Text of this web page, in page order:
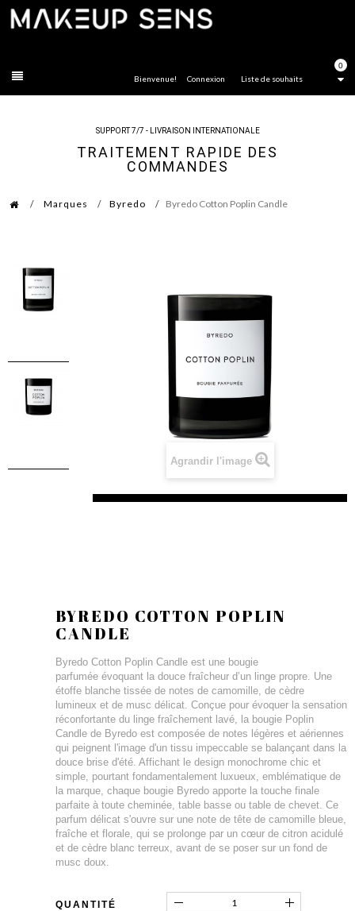
0
Liste de souhaits
Bienvenue! Connexion
SUPPORT 7/7 - LIVRAISON INTERNATIONALE
TRAITEMENT RAPIDE DES
COMMANDES
Marques Byredo Byredo Cotton Poplin Candle
Agrandir l'image
BYREDO COTTON POPLIN
CANDLE
Byredo Cotton Poplin Candle est une bougie
parfumée évoquant la douce fraîcheur d’un linge propre. Une
étoffe blanche tissée de notes de camomille, de cèdre
lumineux et de musc délicat. Conçue pour évoquer la sensation
réconfortante du linge fraîchement lavé, la bougie Poplin
Candle de Byredo est composée de notes légères et aériennes
qui peignent l'image d'un tissu impeccable se balançant dans la
douce brise d'été. Affichant le design monochrome chic et
simple, pourtant fondamentalement luxueux, emblématique de
la marque, chaque bougie Byredo apporte la touche finale
parfaite à toute cheminée, table basse ou table de chevet. Ce
parfum délicat s'ouvre sur une note de tête de camomille bleue,
fraîche et florale, qui se prolonge par un cœur de citron acidulé
et de cèdre blanc terreux, avant de se poser sur un fond de
musc doux.
QUANTITÉ